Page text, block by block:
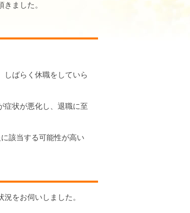
ました。
しばらく休職をしていら
症状が悪化し、退職に至
該当する可能性が高い
をお伺いしました。